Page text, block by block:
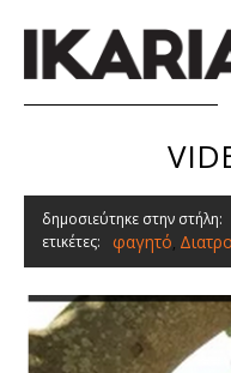
δημοσιεύτηκε στην στήλη:
ετικέτες: φαγητό,